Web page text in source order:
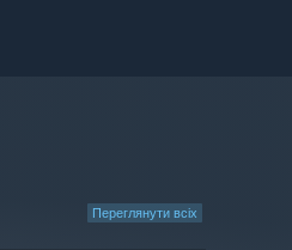
Переглянути всіх